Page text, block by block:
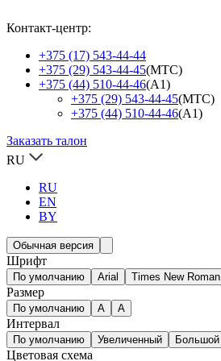
Контакт-центр:
+375 (17) 543-44-44
+375 (29) 543-44-45(МТС)
+375 (44) 510-44-46(А1)
+375 (29) 543-44-45(МТС)
+375 (44) 510-44-46(А1)
Заказать талон
RU
RU
EN
BY
Обычная версия
Шрифт
По умолчанию Arial Times New Roman
Размер
По умолчанию A A
Интервал
По умолчанию Увеличенный Большой
Цветовая схема